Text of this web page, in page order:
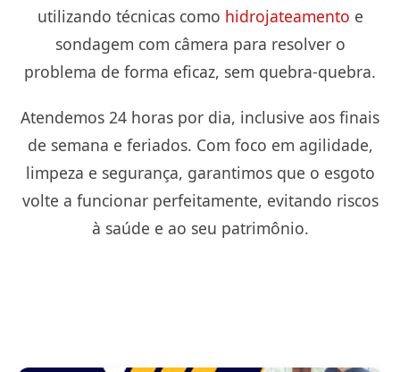
utilizando técnicas como hidrojateamento e
sondagem com câmera para resolver o
problema de forma eficaz, sem quebra-quebra.
Atendemos 24 horas por dia, inclusive aos finais
de semana e feriados. Com foco em agilidade,
limpeza e segurança, garantimos que o esgoto
volte a funcionar perfeitamente, evitando riscos
à saúde e ao seu patrimônio.